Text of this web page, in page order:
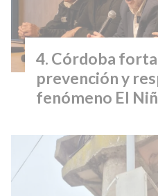
Córdoba
prevención y
fenómeno El